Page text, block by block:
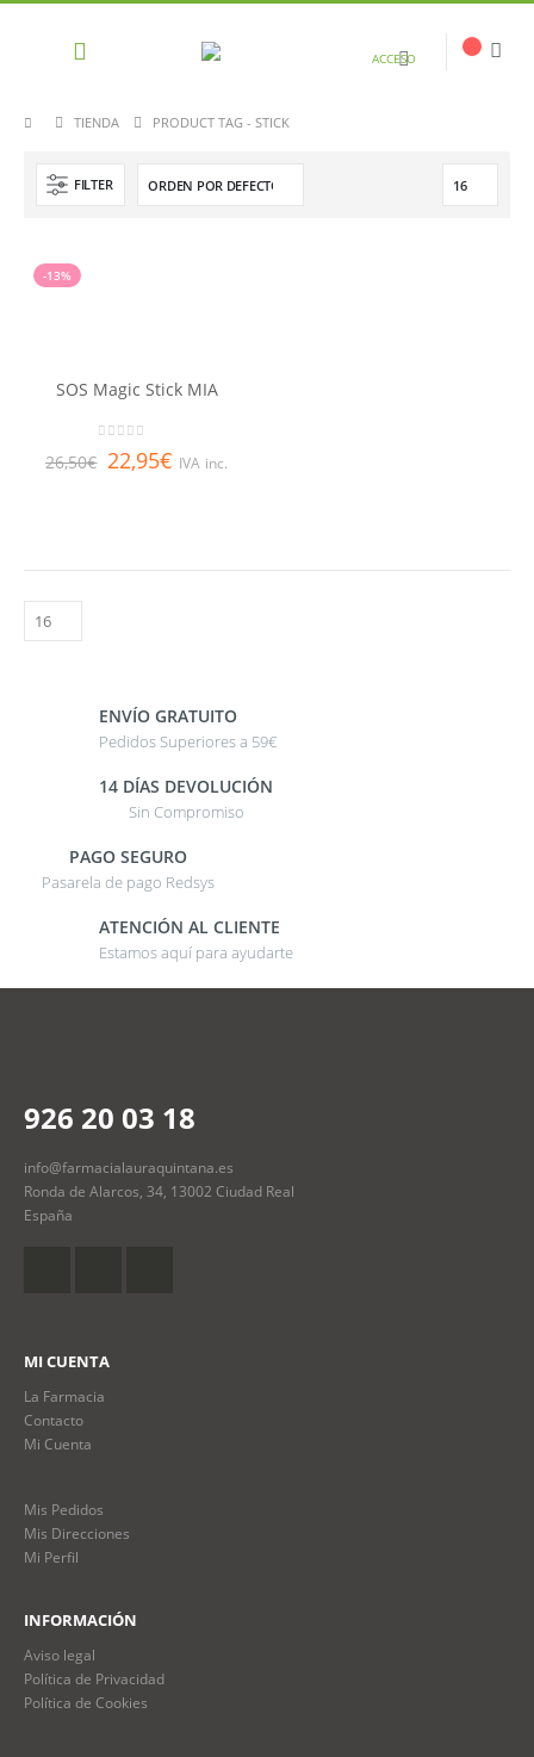
ACCESO
TIENDA PRODUCT TAG - STICK
FILTER
-13%
SOS Magic Stick MIA
26,50€ 22,95€ IVA inc.
ENVÍO GRATUITO
Pedidos Superiores a 59€
14 DÍAS DEVOLUCIÓN
Sin Compromiso
PAGO SEGURO
Pasarela de pago Redsys
ATENCIÓN AL CLIENTE
Estamos aquí para ayudarte
926 20 03 18
info@farmacialauraquintana.es
Ronda de Alarcos, 34, 13002 Ciudad Real
España
MI CUENTA
La Farmacia
Contacto
Mi Cuenta
Mis Pedidos
Mis Direcciones
Mi Perfil
INFORMACIÓN
Aviso legal
Política de Privacidad
Política de Cookies